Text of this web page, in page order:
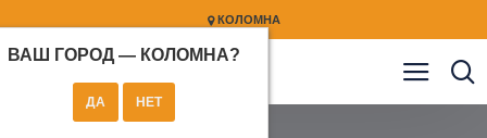
КОЛОМНА
ВАШ ГОРОД — КОЛОМНА?